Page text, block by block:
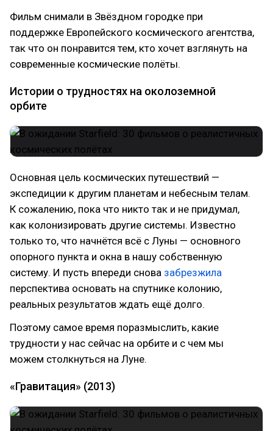
Фильм снимали в Звёздном городке при
поддержке Европейского космического агентства,
так что он понравится тем, кто хочет взглянуть на
современные космические полёты.
Истории о трудностях на околоземной
орбите
Основная цель космических путешествий —
экспедиции к другим планетам и небесным телам.
К сожалению, пока что никто так и не придумал,
как колонизировать другие системы. Известно
только то, что начнётся всё с Луны — основного
опорного пункта и окна в нашу собственную
систему. И пусть впереди снова забрезжила
перспектива основать на спутнике колонию,
реальных результатов ждать ещё долго.
Поэтому самое время поразмыслить, какие
трудности у нас сейчас на орбите и с чем мы
можем столкнуться на Луне.
«Гравитация» (2013)